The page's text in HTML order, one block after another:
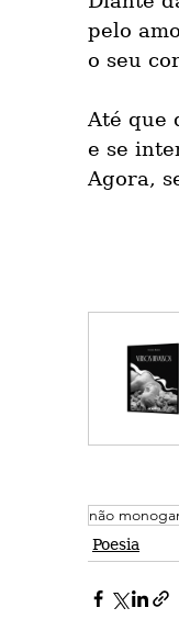
pelo
o seu
Até que
e se
Agora,
não
Poesia